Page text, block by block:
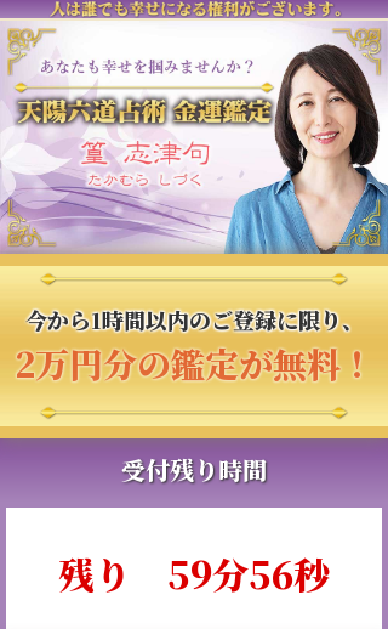
今から1時間以内のご登録に限り、
2万円分の鑑定が無料！
受付残り時間
残り 59分56秒